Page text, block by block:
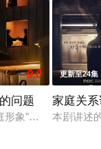
忆，住进拳击教
9.0
问题
形象”赚钱的网红夫
更新至24集
家庭关
本剧讲述